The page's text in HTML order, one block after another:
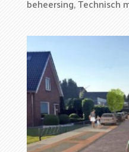
beheersing,Technisch